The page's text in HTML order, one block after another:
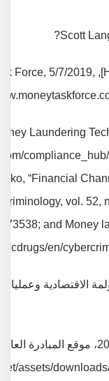
site of Money Task Force, 5/7/2019,
Laundering
“Financial
vol. 52,
and Money
en/
الاقتصادية
[12] مؤشر الجريمة المنظمة